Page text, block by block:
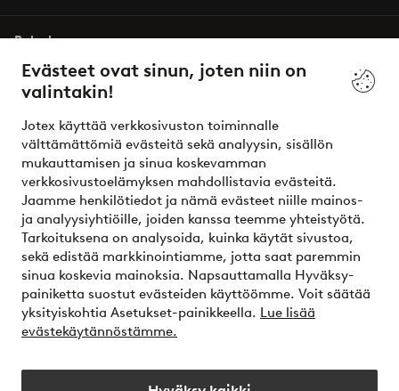
Evästeet ovat sinun, joten niin on
valintakin!
Jotex käyttää verkkosivuston toiminnalle
välttämättömiä evästeitä sekä analyysin, sisällön
mukauttamisen ja sinua koskevamman
verkkosivustoelämyksen mahdollistavia evästeitä.
Jaamme henkilötiedot ja nämä evästeet niille mainos-
ja analyysiyhtiöille, joiden kanssa teemme yhteistyötä.
Tarkoituksena on analysoida, kuinka käytät sivustoa,
sekä edistää markkinointiamme, jotta saat paremmin
sinua koskevia mainoksia. Napsauttamalla Hyväksy-
painiketta suostut evästeiden käyttöömme. Voit säätää
yksityiskohtia Asetukset-painikkeella. Lue lisää
evästekäytännöstämme.
Palvelumme
Ehdot
Ystävät
Turvalliset maksut – maksa nyt tai erissä
Haluatko tietää lisää maksuvaihtoehdoistamme?
elpy